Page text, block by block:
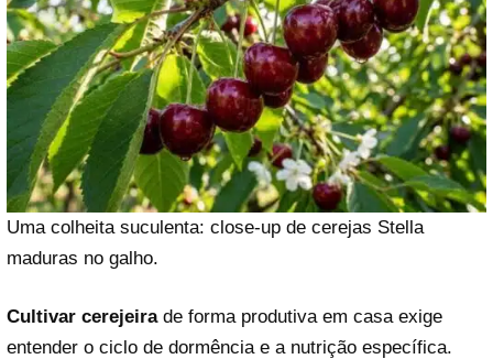
Uma colheita suculenta: close-up de cerejas Stella
maduras no galho.
Cultivar cerejeirade forma produtiva em casa exige
entender o ciclo de dormência e a nutrição específica.